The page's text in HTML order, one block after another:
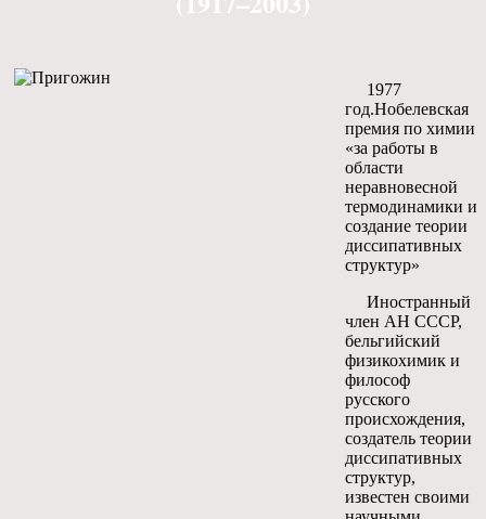
1977
год.Нобелевская
премия по химии
«за работы в
области
неравновесной
термодинамики и
создание теории
диссипативных
структур»
Иностранный
член АН СССР,
бельгийский
физикохимик и
философ
русского
происхождения,
создатель теории
диссипативных
структур,
известен своими